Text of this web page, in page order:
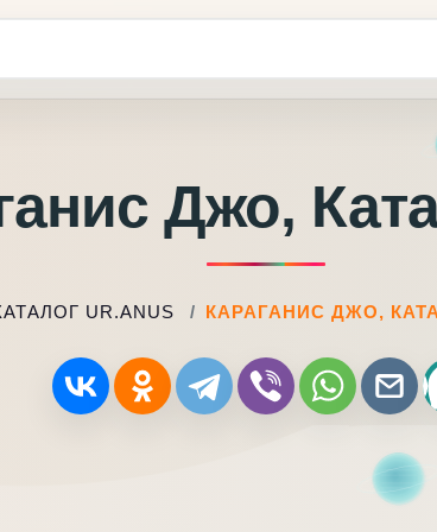
Джо,
UR.ANUS КАРАГАНИС ДЖО,